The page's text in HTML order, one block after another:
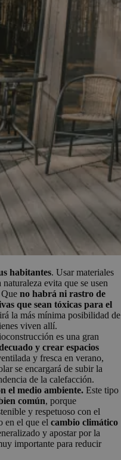
habitantes. Usar materiales
evita que se usen
Queno habrá ni rastro de
que sean tóxicas para el
la más mínima posibilidad de
viven allí.
es una gran
y crear espacios
y fresca en verano,
se encargará de subir la
de la calefacción.
el medio ambiente.Este tipo
común, porque
y respetuoso con el
en el que elcambio climático
y apostar por la
importante para reducir